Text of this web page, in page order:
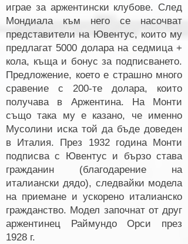
играе за аржентински клубове. След
Мондиала към него се насочват
представители на Ювентус, които му
предлагат 5000 долара на седмица +
кола, къща и бонус за подписването.
Предложение, което е страшно много
сравение с 200-те долара, които
получава в Аржентина. На Монти
също така му е казано, че именно
Мусолини иска той да бъде доведен
в Италия. През 1932 година Монти
подписва с Ювентус и бързо става
гражданин (благодарение на
италиански дядо), следвайки модела
на приемане и ускорено италианско
гражданство. Модел започнат от друг
аржентинец Раймундо Орси през
1928 г.